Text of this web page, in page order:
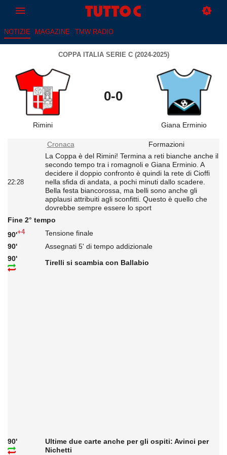
NOTIZIE MAGAZINE TMW RADIO
COPPA ITALIA SERIE C (2024-2025)
Rimini
0-0
Giana Erminio
Cronaca Formazioni
22:28
La Coppa è del Rimini! Termina a reti bianche anche il
secondo tempo tra i romagnoli e Giana Erminio. A
decidere il doppio confronto è quindi la rete di Cioffi
nella sfida di andata, a pochi minuti dallo scadere.
Bella festa biancorossa, ma belli sono anche gli
applausi attribuiti agli sconfitti. Questo è quello che
dovrebbe sempre essere lo sport
Fine 2° tempo
90'+4
Tensione finale
90'
Assegnati 5' di tempo addizionale
90'
Tirelli si scambia con Ballabio
90'
Ultime due carte anche per gli ospiti: Avinci per
Nichetti